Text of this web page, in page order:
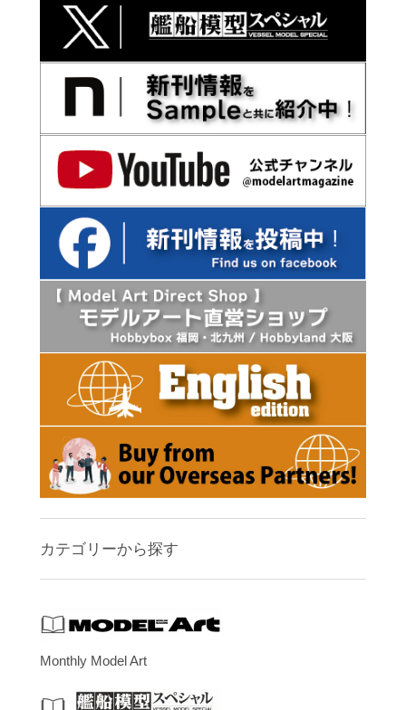
カテゴリーから探す
Monthly Model Art